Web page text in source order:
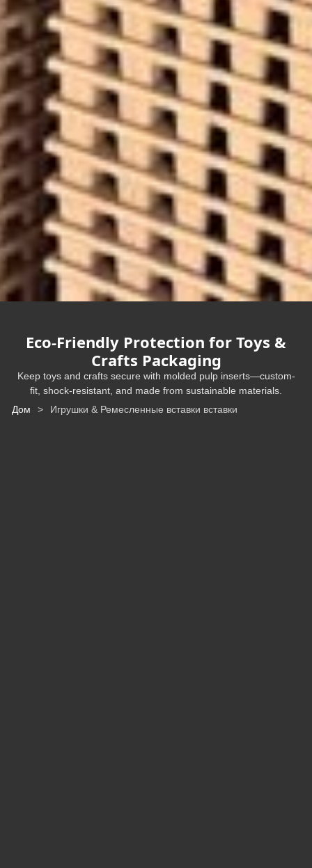
Eco-Friendly Protection for Toys &
Crafts Packaging
Keep toys and crafts secure with molded pulp inserts—custom-
fit shock-resistant and made from sustainable materials
Дом
> Игрушки & Ремесленные вставки вставки